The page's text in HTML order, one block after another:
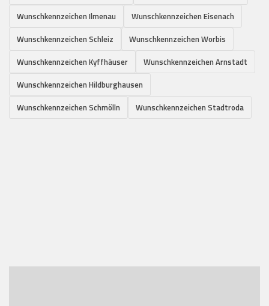
Wunschkennzeichen Ilmenau
Wunschkennzeichen Eisenach
Wunschkennzeichen Schleiz
Wunschkennzeichen Worbis
Wunschkennzeichen Kyffhäuser
Wunschkennzeichen Arnstadt
Wunschkennzeichen Hildburghausen
Wunschkennzeichen Schmölln
Wunschkennzeichen Stadtroda